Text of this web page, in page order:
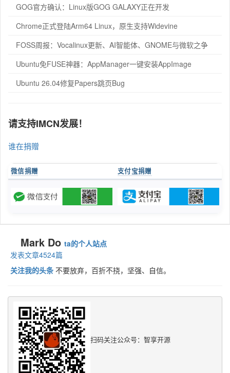
GOG官方确认：Linux版GOG GALAXY正在开发
Chrome正式登陆Arm64 Linux，原生支持Widevine
FOSS周报：Vocalinux更新、AI智能体、GNOME与微软之争
Ubuntu免FUSE神器：AppManager一键安装AppImage
Ubuntu 26.04修复Papers跳页Bug
请支持IMCN发展！
谁在捐赠
微信捐赠 支付宝捐赠
Mark Do ta的个人站点
发表文章4524篇
关注我的头条 不要放弃，百折不挠，坚强、自信。
扫码关注公众号：智享开源